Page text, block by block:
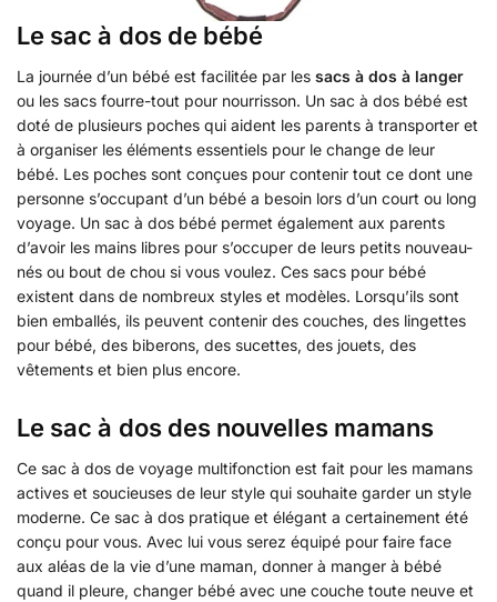
Le sac à dos de bébé
La journée d’un bébé est facilitée par les sacs à dos à langer
ou les sacs fourre-tout pour nourrisson. Un sac à dos bébé est
doté de plusieurs poches qui aident les parents à transporter et
à organiser les éléments essentiels pour le change de leur
bébé. Les poches sont conçues pour contenir tout ce dont une
personne s’occupant d’un bébé a besoin lors d’un court ou long
voyage. Un sac à dos bébé permet également aux parents
d’avoir les mains libres pour s’occuper de leurs petits nouveau-
nés ou bout de chou si vous voulez. Ces sacs pour bébé
existent dans de nombreux styles et modèles. Lorsqu’ils sont
bien emballés, ils peuvent contenir des couches, des lingettes
pour bébé, des biberons, des sucettes, des jouets, des
vêtements et bien plus encore.
Le sac à dos des nouvelles mamans
Ce sac à dos de voyage multifonction est fait pour les mamans
actives et soucieuses de leur style qui souhaite garder un style
moderne. Ce sac à dos pratique et élégant a certainement été
conçu pour vous. Avec lui vous serez équipé pour faire face
aux aléas de la vie d’une maman, donner à manger à bébé
quand il pleure, changer bébé avec une couche toute neuve et